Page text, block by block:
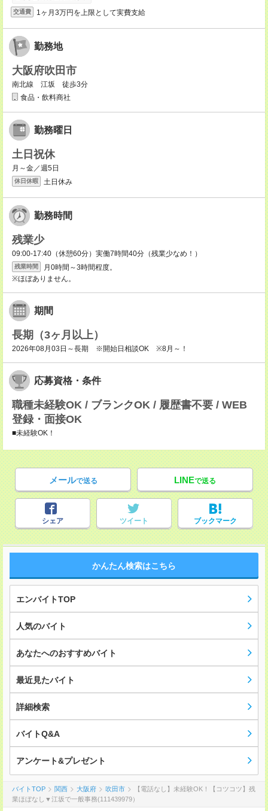
交通費 1ヶ月3万円を上限として実費支給
勤務地
大阪府吹田市
南北線 江坂 徒歩3分
食品・飲料商社
勤務曜日
土日祝休
月～金／週5日
休日休暇 土日休み
勤務時間
残業少
09:00-17:40（休憩60分）実働7時間40分（残業少なめ！）
残業時間
月0時間～3時間程度。
※ほぼありません。
期間
長期（3ヶ月以上）
2026年08月03日～長期 ※開始日相談OK ※8月～！
応募資格・条件
職種未経験OK / ブランクOK / 履歴書不要 / WEB
登録・面接OK
■未経験OK！
メールで送る LINEで送る
シェア ツイート ブックマーク
かんたん検索はこちら
エンバイトTOP
人気のバイト
あなたへのおすすめバイト
最近見たバイト
詳細検索
バイトQ&A
アンケート&プレゼント
バイトTOP 関西 大阪府 吹田市
【電話なし】未経験OK！【コツコツ】残
業ほぼなし▼江坂で一般事務(111439979）